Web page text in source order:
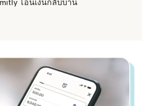
โอนเงินกลับบ้าน